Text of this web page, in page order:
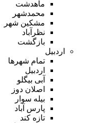
ماهدشت
محمدشهر
مشکین شهر
نظرآباد
بازگشت
اردبیل
تمام شهر‌ها
اردبیل
آبی بیگلو
اصلان دوز
بیله سوار
پارس آباد
تازه کند